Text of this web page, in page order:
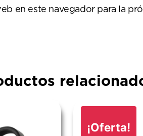
en este navegador para la
¡Oferta!